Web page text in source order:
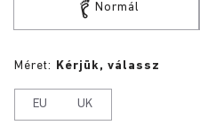
Normál
Méret: Kérjük, válassz
EU UK